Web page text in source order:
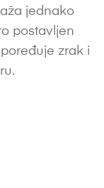
jednako
postavljen
zrak i